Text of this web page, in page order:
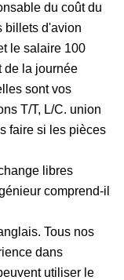
du coût du
billets d'avion
le salaire 100
de la journée
sont vos
T/T, L/C. union
faire si les pièces
libres
comprend-il
Tous nos
dans
utiliser le